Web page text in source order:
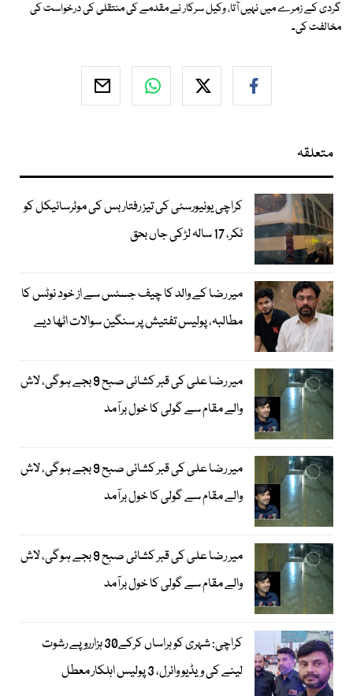
گردی کے زمرے میں نہیں آتا، وکیل سرکار نے مقدمے کی منتقلی کی درخواست کی
مخالفت کی۔
متعلقہ
کراچی یونیورسٹی کی تیز رفتار بس کی موٹرسائیکل کو
ٹکر، 17 سالہ لڑکی جاں بحق
میر رضا کے والد کا چیف جسٹس سے از خود نوٹس کا
مطالبہ، پولیس تفتیش پر سنگین سوالات اٹھا دیے
میر رضا علی کی قبر کشائی صبح 9 بجے ہوگی، لاش
والے مقام سے گولی کا خول برآمد
میر رضا علی کی قبر کشائی صبح 9 بجے ہوگی، لاش
والے مقام سے گولی کا خول برآمد
میر رضا علی کی قبر کشائی صبح 9 بجے ہوگی، لاش
والے مقام سے گولی کا خول برآمد
کراچی: شہری کو ہراساں کرکے30 ہزارروپے رشوت
لینے کی ویڈیو وائرل، 3 پولیس اہلکار معطل